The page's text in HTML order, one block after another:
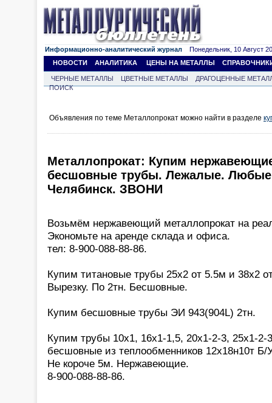
Информационно-аналитический журнал Понедельник, 10 Август
НОВОСТИ
АНАЛИТИКА ЦЕНЫ НА МЕТАЛЛЫ
ЧЕРНЫЕ МЕТАЛЛЫ ЦВЕТНЫЕ МЕТАЛЛЫ
ДРАГОЦЕННЫЕ
ПОИСК
Объявления по теме Металлопрокат можно найти в разделе
Металлопрокат: Купим
бесшовные трубы. Лежалые. Любые
Челябинск. ЗВОНИ
Возьмём нержавеющий металлопрокат на
Экономьте на аренде склада и офиса.
тел: 8-900-088-88-86.
Купим титановые трубы 25х2 от 5.5м и 38х2
Вырезку. По 2тн. Бесшовные.
Купим бесшовные трубы ЭИ 943(904L) 2тн.
Купим трубы 10х1, 16х1-1,5, 20х1-2-3, 25х1-2-
бесшовные из теплообменников 12х18н10т Б/
Не короче 5м. Нержавеющие.
8-900-088-88-86.